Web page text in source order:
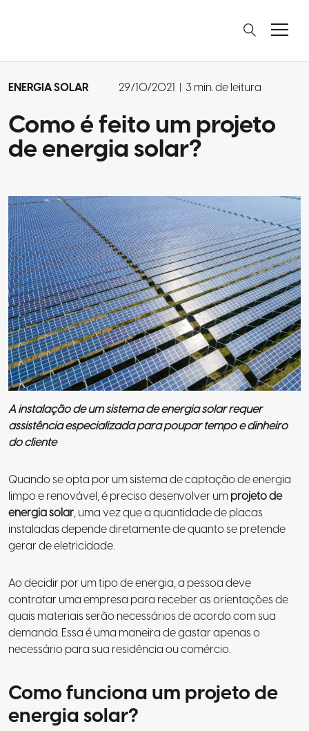
ENERGIA SOLAR 29/10/2021 | 3 min. de leitura
Como é feito um projeto
de energia solar?
A instalação de um sistema de energia solar requer
assistência especializada para poupar tempo e dinheiro
do cliente
Quando se opta por um sistema de captação de energia
limpo e renovável, é preciso desenvolver umprojeto de
energia solar, uma vez que a quantidade de placas
instaladas depende diretamente de quanto se pretende
gerar de eletricidade.
Ao decidir por um tipo de energia, a pessoa deve
contratar uma empresa para receber as orientações de
quais materiais serão necessários de acordo com sua
demanda. Essa é uma maneira de gastar apenas o
necessário para sua residência ou comércio.
Como funciona um projeto de
energia solar?